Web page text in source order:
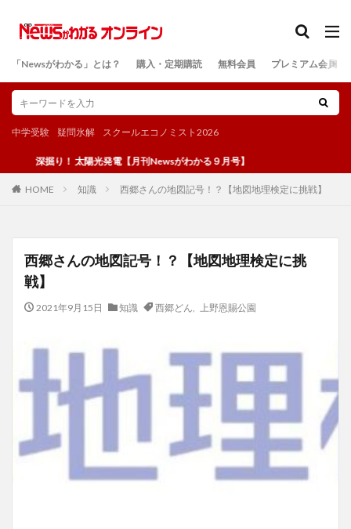
「Newsがわかる」とは？ 購入・定期購読 無料会員 プレミアム会員
中学受験 疑問氷解 スクールエコノミスト2026
深掘り！ 太陽光発電【月刊Newsがわかる９月号】
HOME 知識 西郷さんの地図記号！？【地図地理検定に挑戦】
西郷さんの地図記号！？【地図地理検定に挑
戦】
2021年9月15日 知識 西郷どん 上野恩賜公園
検索